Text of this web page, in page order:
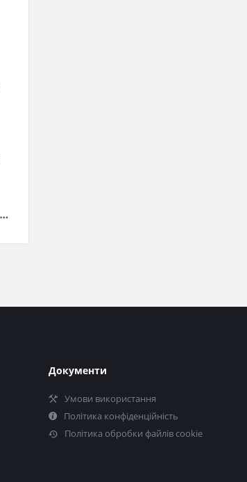
Документи
Умови використання
Політика конфіденційність
Політика обробки файлів cookie